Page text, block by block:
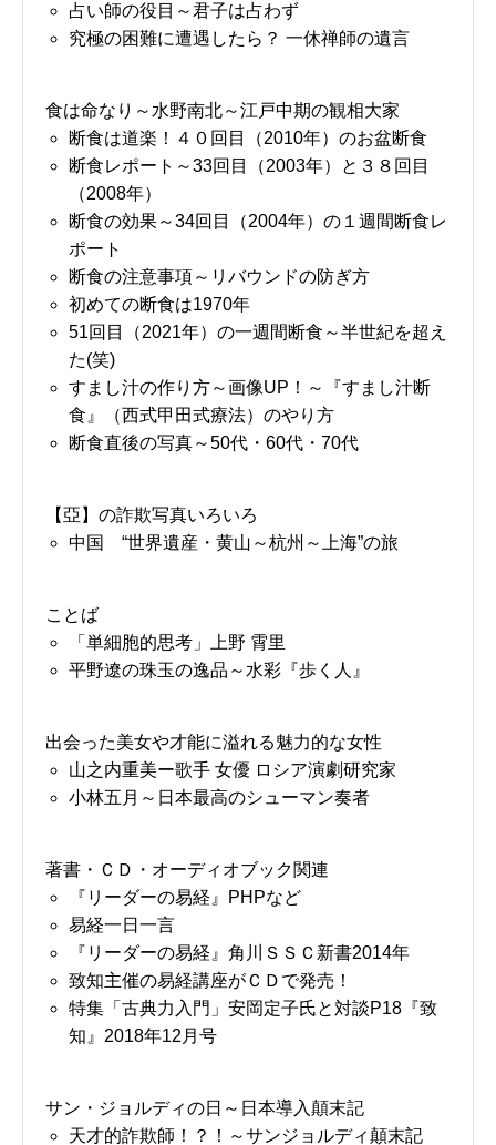
占い師の役目～君子は占わず
究極の困難に遭遇したら？ 一休禅師の遺言
食は命なり～水野南北～江戸中期の観相大家
断食は道楽！４０回目（2010年）のお盆断食
断食レポート～33回目（2003年）と３８回目
（2008年）
断食の効果～34回目（2004年）の１週間断食レ
ポート
断食の注意事項～リバウンドの防ぎ方
初めての断食は1970年
51回目（2021年）の一週間断食～半世紀を超え
た(笑)
すまし汁の作り方～画像UP！～『すまし汁断
食』（西式甲田式療法）のやり方
断食直後の写真～50代・60代・70代
【亞】の詐欺写真いろいろ
中国 “世界遺産・黄山～杭州～上海”の旅
ことば
「単細胞的思考」上野 霄里
平野遼の珠玉の逸品～水彩『歩く人』
出会った美女や才能に溢れる魅力的な女性
山之内重美ー歌手 女優 ロシア演劇研究家
小林五月～日本最高のシューマン奏者
著書・ＣＤ・オーディオブック関連
『リーダーの易経』PHPなど
易経一日一言
『リーダーの易経』角川ＳＳＣ新書2014年
致知主催の易経講座がＣＤで発売！
特集「古典力入門」安岡定子氏と対談P18『致
知』2018年12月号
サン・ジョルディの日～日本導入顛末記
天才的詐欺師！？！～サンジョルディ顛末記